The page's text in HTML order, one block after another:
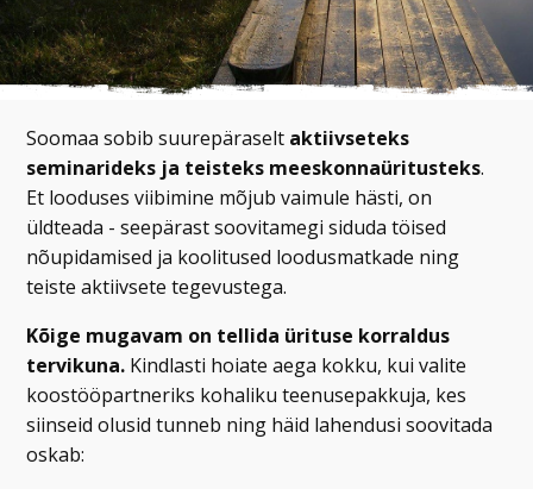
Soomaa sobib suurepäraselt aktiivseteks
seminarideks ja teisteks meeskonnaüritusteks.
Et looduses viibimine mõjub vaimule hästi, on
üldteada - seepärast soovitamegi siduda töised
nõupidamised ja koolitused loodusmatkade ning
teiste aktiivsete tegevustega.
Kõige mugavam on tellida ürituse korraldus
tervikuna. Kindlasti hoiate aega kokku, kui valite
koostööpartneriks kohaliku teenusepakkuja, kes
siinseid olusid tunneb ning häid lahendusi soovitada
oskab: